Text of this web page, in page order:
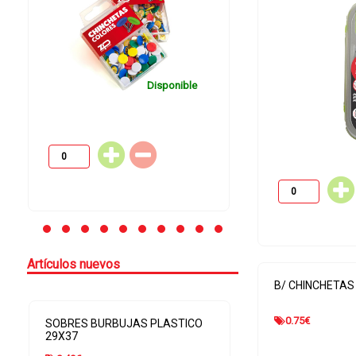
Disponible
Artículos nuevos
SOBRES BURBUJAS PLASTICO
20X27,5
BOLSA ENVIO
B/ CHINCHETAS
0.75€